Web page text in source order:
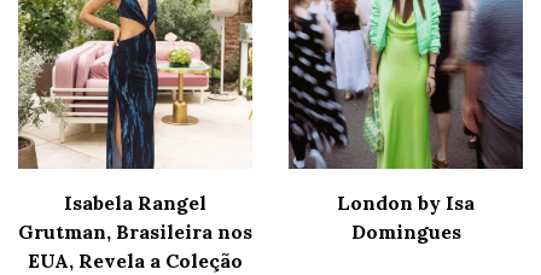
Isabela Rangel
Grutman, Brasileira nos
EUA, Revela a Coleção
London by Isa
Domingues